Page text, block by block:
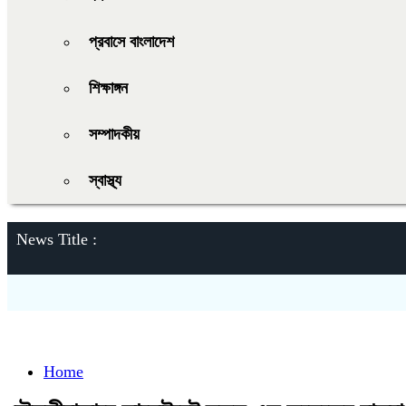
প্রবাসে বাংলাদেশ
শিক্ষাঙ্গন
সম্পাদকীয়
স্বাস্থ্য
News Title :
Home